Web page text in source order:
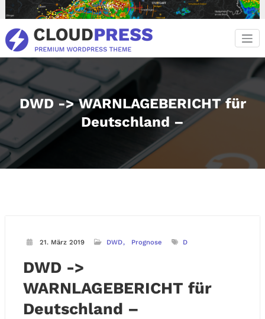
Inhalt
springen
DWD -> WARNLAGEBERICHT für
Deutschland –
21. März 2019 DWD Prognose D
DWD ->
WARNLAGEBERICHT für
Deutschland –